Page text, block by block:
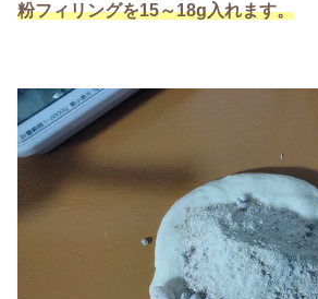
粉フィリングを15～18g入れます。